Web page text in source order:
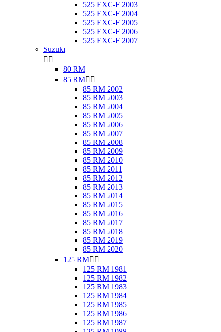
525 EXC-F 2003
525 EXC-F 2004
525 EXC-F 2005
525 EXC-F 2006
525 EXC-F 2007
Suzuki
 
80 RM
85 RM 
85 RM 2002
85 RM 2003
85 RM 2004
85 RM 2005
85 RM 2006
85 RM 2007
85 RM 2008
85 RM 2009
85 RM 2010
85 RM 2011
85 RM 2012
85 RM 2013
85 RM 2014
85 RM 2015
85 RM 2016
85 RM 2017
85 RM 2018
85 RM 2019
85 RM 2020
125 RM 
125 RM 1981
125 RM 1982
125 RM 1983
125 RM 1984
125 RM 1985
125 RM 1986
125 RM 1987